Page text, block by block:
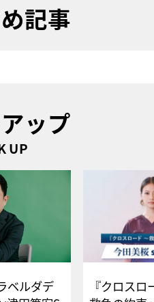
記事
ップ
UP
ベルダデ
『クロス